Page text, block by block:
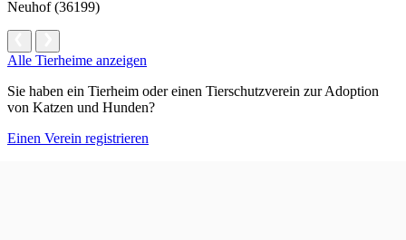
Neuhof (36199)
Alle Tierheime anzeigen
Sie haben ein Tierheim oder einen Tierschutzverein zur Adoption
von Katzen und Hunden?
Einen Verein registrieren